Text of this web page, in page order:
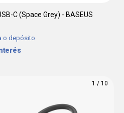
C (Space Grey) - BASEUS
o depósito
1 / 10